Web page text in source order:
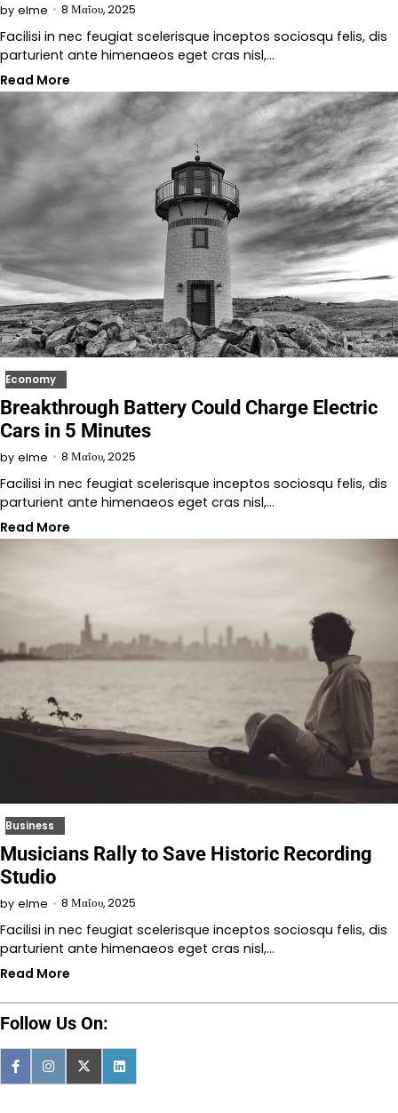
by elme 8 Μαΐου, 2025
Facilisi in nec feugiat scelerisque inceptos sociosqu felis, dis
parturient ante himenaeos eget cras nisl,…
Read More
Economy
Breakthrough Battery Could Charge Electric
Cars in 5 Minutes
by elme 8 Μαΐου, 2025
Facilisi in nec feugiat scelerisque inceptos sociosqu felis, dis
parturient ante himenaeos eget cras nisl,…
Read More
Business
Musicians Rally to Save Historic Recording
Studio
by elme 8 Μαΐου, 2025
Facilisi in nec feugiat scelerisque inceptos sociosqu felis, dis
parturient ante himenaeos eget cras nisl,…
Read More
Follow Us On: